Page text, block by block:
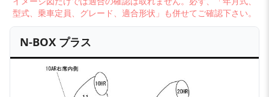
型式、乗車定員、グレード、適合形状」も併せてご確認下さい。
N-BOX プラス